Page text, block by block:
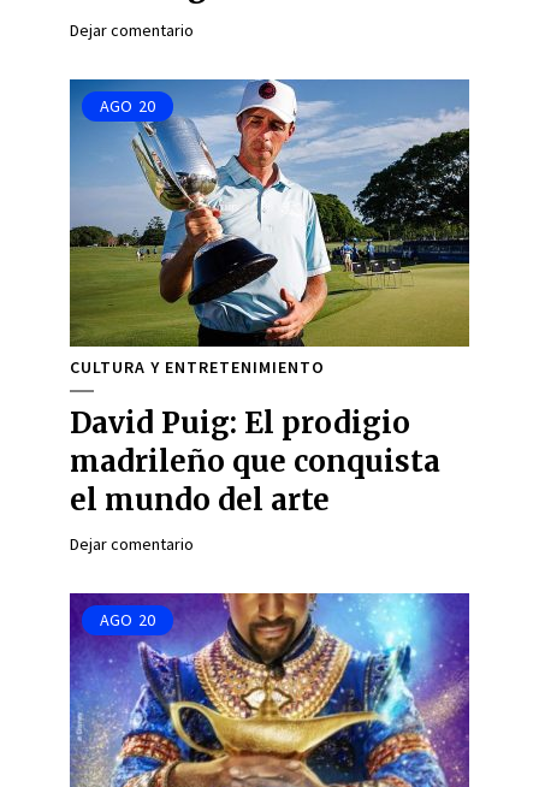
Dejar comentario
AGO 20
CULTURA Y ENTRETENIMIENTO
David Puig: El prodigio
madrileño que conquista
el mundo del arte
Dejar comentario
AGO 20